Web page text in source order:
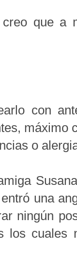
que a
con
máximo
o
una
ningún
los cuales